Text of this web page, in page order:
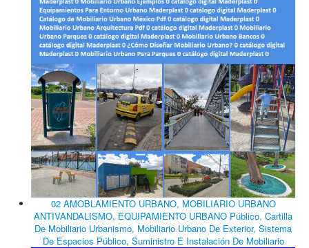
02 AMOBLAMIENTO URBANO, MOBILIARIO URBANO
ANTIVANDALISMO, EQUIPAMIENTO URBANO Público, Cartilla
De Mobiliario Urbanismo, Mobiliario Urbano De Exterior, Sistema
De Espacios Público, Suministro E Instalación De Mobiliario